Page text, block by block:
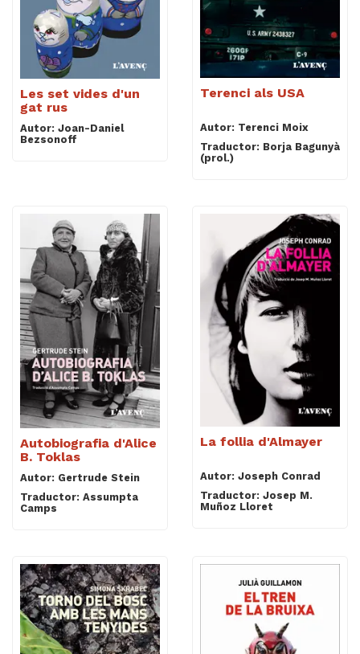
Les set vides d'un
gat rus
Autor: Joan-Daniel
Bezsonoff
Terenci als USA
Autor: Terenci Moix
Traductor: Borja Bagunyà
(prol.)
Autobiografia d'Alice
B. Toklas
Autor: Gertrude Stein
Traductor: Assumpta
Camps
La follia d'Almayer
Autor: Joseph Conrad
Traductor: Josep M.
Muñoz Lloret